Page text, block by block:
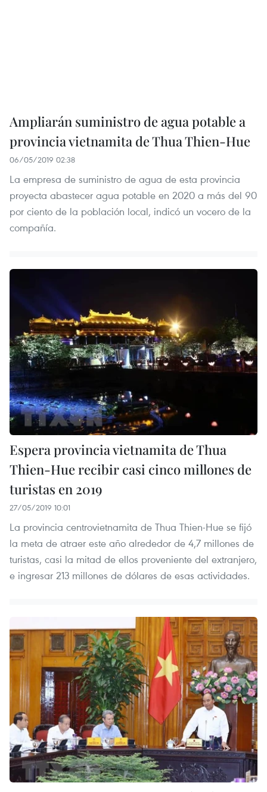
Ampliarán suministro de agua potable a
provincia vietnamita de Thua Thien-Hue
06/05/2019 02:38
La empresa de suministro de agua de esta provincia
proyecta abastecer agua potable en 2020 a más del 90
por ciento de la población local, indicó un vocero de la
compañía.
Espera provincia vietnamita de Thua
Thien-Hue recibir casi cinco millones de
turistas en 2019
27/05/2019 10:01
La provincia centrovietnamita de Thua Thien-Hue se fijó
la meta de atraer este año alrededor de 4,7 millones de
turistas, casi la mitad de ellos proveniente del extranjero,
e ingresar 213 millones de dólares de esas actividades.